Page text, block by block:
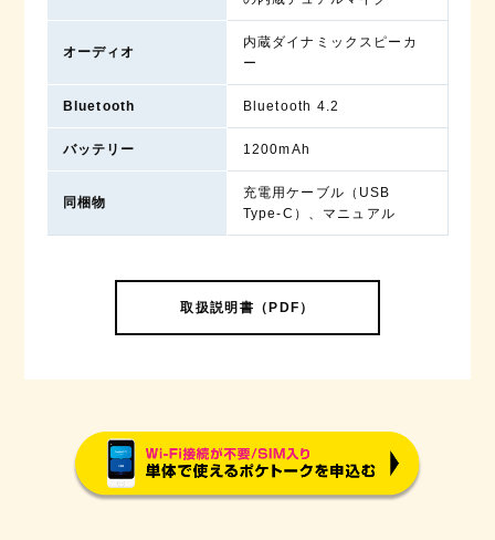
オーディオ
内蔵ダイナミックスピーカ
ー
Bluetooth Bluetooth 4.2
バッテリー 1200mAh
同梱物
充電用ケーブル（USB
Type-C）、マニュアル
取扱説明書（PDF）